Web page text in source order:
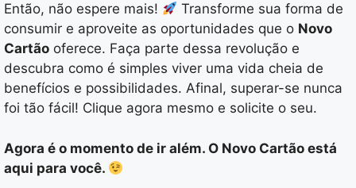
Então, não espere mais!
Transforme sua forma de
consumir e aproveite as oportunidades que o Novo
Cartão oferece. Faça parte dessa revolução e
descubra como é simples viver uma vida cheia de
benefícios e possibilidades. Afinal, superar-se nunca
foi tão fácil! Clique agora mesmo e solicite o seu.
Agora é o momento de ir além. O Novo Cartão está
aqui para você.